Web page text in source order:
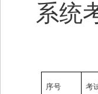
系统
序号 考